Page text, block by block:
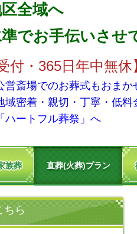
全域へ
でお手伝いさせ
付・365日年中無休
営斎場でのお葬式もおまか
密着・親切・丁寧・低料
「ハートフル葬祭」へ
族葬 直葬(火葬)プラン
ちら